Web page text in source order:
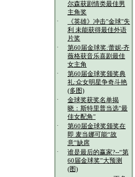
尔森获剧情类最佳男
主角奖
·
《英雄》冲击"金球"失
利 未能获得最佳外语
片奖
·
第60届金球奖:蕾妮-齐
薇格获音乐喜剧最佳
女主角
·
第60届金球奖颁奖典
礼:众女明星争奇斗艳
(多图)
·
金球奖获奖名单揭
晓：斯特里普当选"最
佳女配角"
·
第60届金球奖颁奖在
即 麦当娜可能“故
意”缺席
·
谁是最后的赢家?--“第
60届金球奖”大预测
(图)